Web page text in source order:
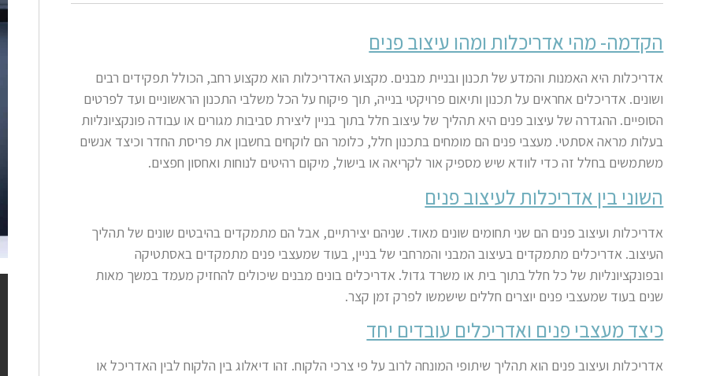
הקדמה- מהי אדריכלות ומהו עיצוב פנים
אדריכלות היא האמנות והמדע של תכנון ובניית מבנים. מקצוע האדריכלות הוא מקצוע רחב, הכולל תפקידים רבים
ושונים. אדריכלים אחראים על תכנון ותיאום פרויקטי בנייה, תוך פיקוח על הכל משלבי התכנון הראשוניים ועד לפרטים
הסופיים. ההגדרה של עיצוב פנים היא תהליך של עיצוב חלל בתוך בניין ליצירת סביבות מגורים או עבודה פונקציונליות
בעלות מראה אסתטי. מעצבי פנים הם מומחים בתכנון חלל, כלומר הם לוקחים בחשבון את פריסת החדר וכיצד אנשים
משתמשים בחלל זה כדי לוודא שיש מספיק אור לקריאה או בישול, מיקום רהיטים לנוחות ואחסון חפצים.
השוני בין אדריכלות לעיצוב פנים
אדריכלות ועיצוב פנים הם שני תחומים שונים מאוד. שניהם יצירתיים, אבל הם מתמקדים בהיבטים שונים של תהליך
העיצוב. אדריכלים מתמקדים בעיצוב המבני והמרחבי של בניין, בעוד שמעצבי פנים מתמקדים באסתטיקה
ובפונקציונליות של כל חלל בתוך בית או משרד גדול. אדריכלים בונים מבנים שיכולים להחזיק מעמד במשך מאות
שנים בעוד שמעצבי פנים יוצרים חללים שישמשו לפרק זמן קצר.
כיצד מעצבי פנים ואדריכלים עובדים יחד
אדריכלות ועיצוב פנים הוא תהליך שיתופי המונחה לרוב על פי צרכי הלקוח. זהו דיאלוג בין הלקוח לבין האדריכל או